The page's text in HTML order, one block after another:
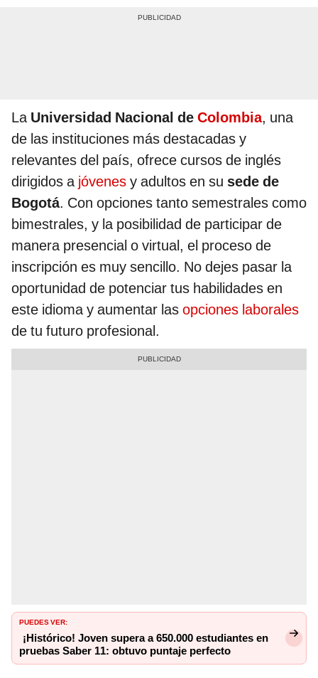
La Universidad Nacional de Colombia, una
de las instituciones más destacadas y
relevantes del país, ofrece cursos de inglés
dirigidos a jóvenes y adultos en su sede de
Bogotá. Con opciones tanto semestrales como
bimestrales, y la posibilidad de participar de
manera presencial o virtual, el proceso de
inscripción es muy sencillo. No dejes pasar la
oportunidad de potenciar tus habilidades en
este idioma y aumentar las opciones laborales
de tu futuro profesional.
PUEDES VER:
¡Histórico! Joven supera a 650.000 estudiantes en
pruebas Saber 11: obtuvo puntaje perfecto